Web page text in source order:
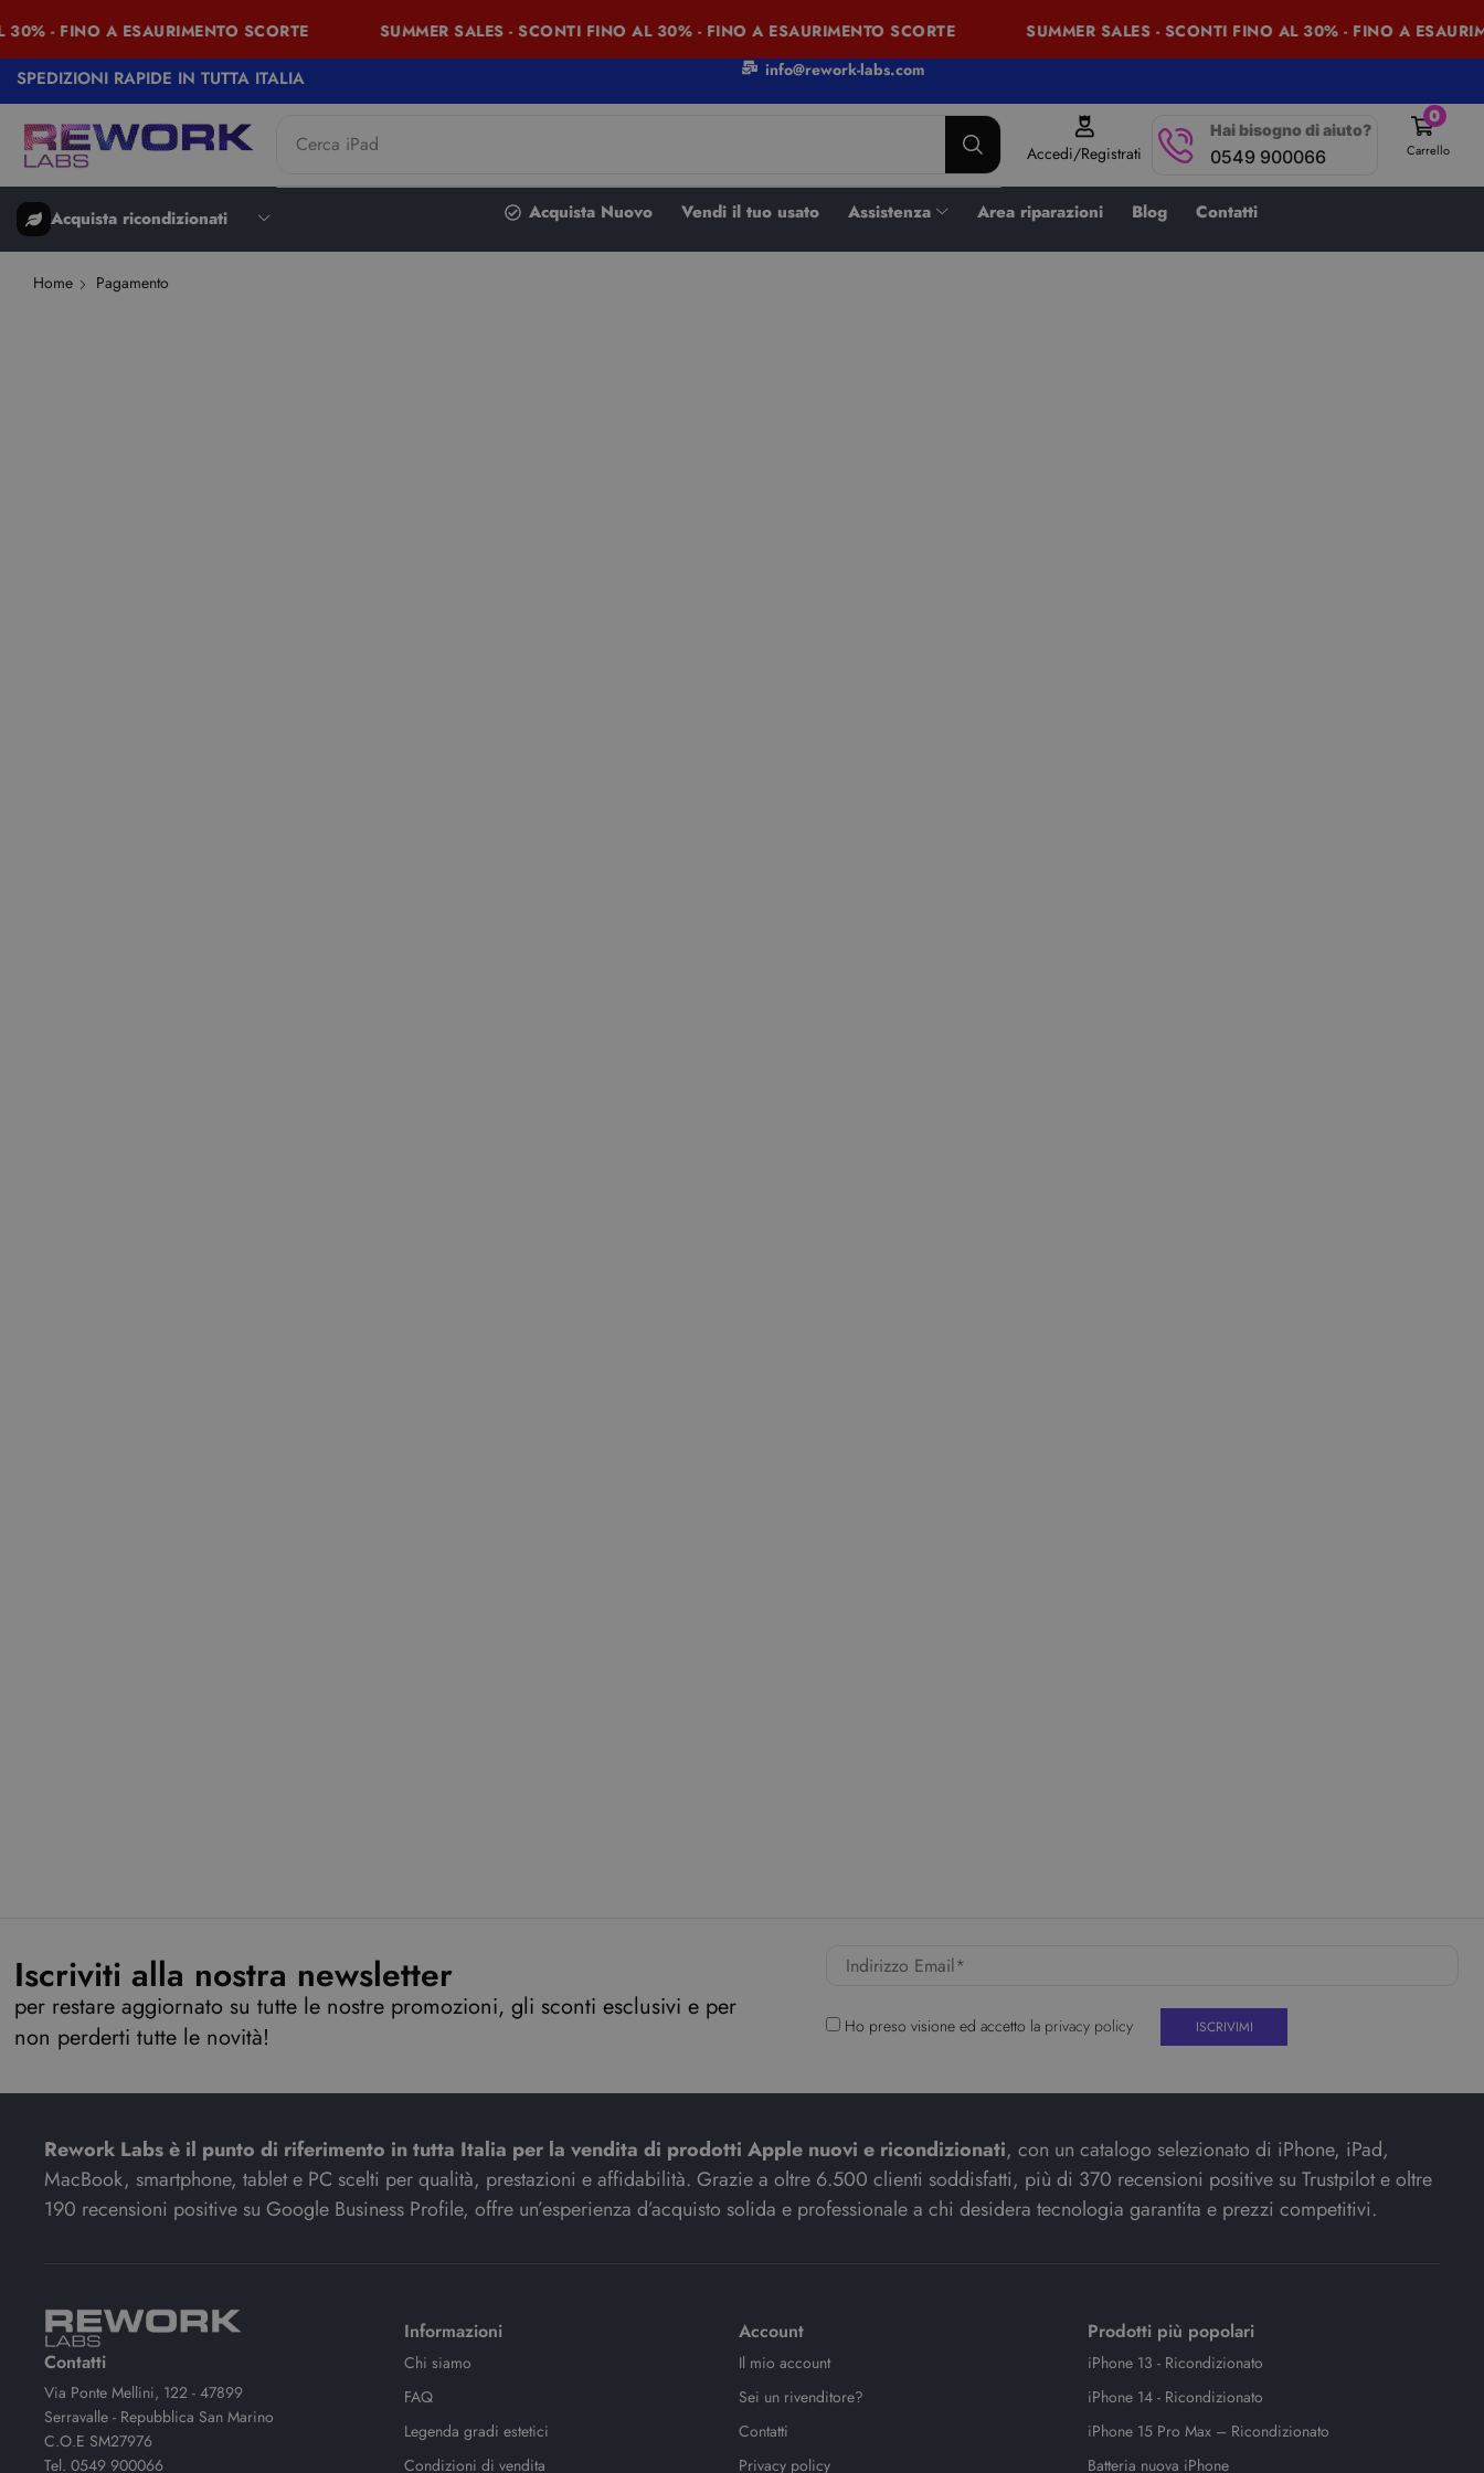
- FINO A ESAURIMENTO SCORTE SUMMER SALES - SCONTI FINO AL 30% - FINO A ESAURIMENTO SCORTE SUMMER SALES - SCONTI FINO AL 30% - FINO A
SPEDIZIONI RAPIDE IN TUTTA ITALIA info@rework-labs.com
Cerca iPhone Accedi/Registrati
Hai bisogno di aiuto?
0549 900066
0
Carrello
Acquista ricondizionati Acquista Nuovo Vendi il tuo usato Assistenza Area riparazioni Blog Contatti
Home Pagamento
Iscriviti alla nostra newsletter
per restare aggiornato su tutte le nostre promozioni, gli sconti esclusivi e per
non perderti tutte le novità!
Ho preso visione ed accetto la privacy policy
Rework Labs è il punto di riferimento in tutta Italia per la vendita di prodotti Apple nuovi e ricondizionati, con un catalogo selezionato di iPhone, iPad,
MacBook, smartphone, tablet e PC scelti per qualità, prestazioni e affidabilità. Grazie a oltre 6.500 clienti soddisfatti, più di 370 recensioni positive su Trustpilot e oltre
190 recensioni positive su Google Business Profile, offre un’esperienza d’acquisto solida e professionale a chi desidera tecnologia garantita e prezzi competitivi.
Contatti
Via Ponte Mellini, 122 - 47899
Serravalle - Repubblica San Marino
C.O.E SM27976
Tel.0549 900066
Informazioni
Chi siamo
FAQ
Legenda gradi estetici
Condizioni di vendita
Account
Il mio account
Sei un rivenditore?
Contatti
Privacy policy
Prodotti più popolari
iPhone 13 - Ricondizionato
iPhone 14 - Ricondizionato
iPhone 15 Pro Max – Ricondizionato
Batteria nuova iPhone